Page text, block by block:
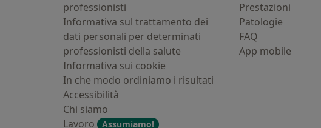
professionisti
Informativa sul trattamento dei
dati personali per determinati
professionisti della salute
Informativa sui cookie
In che modo ordiniamo i risultati
Accessibilità
Chi siamo
Lavoro
Assumiamo!
Prestazioni
Patologie
FAQ
App mobile